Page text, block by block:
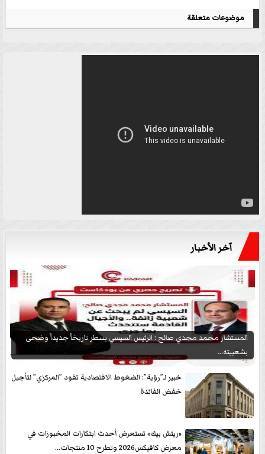
موضوعات متعلقة
آخر الأخبار
المستشار محمد مجدي صالح : الرئيس السيسي يسطر تاريخاً جديداً وضحى
بشعبيته...
خبير لـ”رؤية”: الضغوط الاقتصادية تقود ”المركزي” لتأجيل
خفض الفائدة
«ريتش بيك» تستعرض أحدث ابتكارات المخبوزات في
معرض كافيكس2026 وتطرح 10 منتجات...